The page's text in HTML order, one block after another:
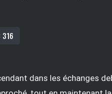
316
dans les échanges